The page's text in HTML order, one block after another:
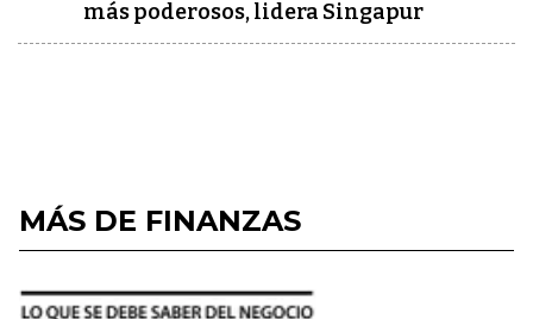
más poderosos, lidera Singapur
MÁS DE FINANZAS